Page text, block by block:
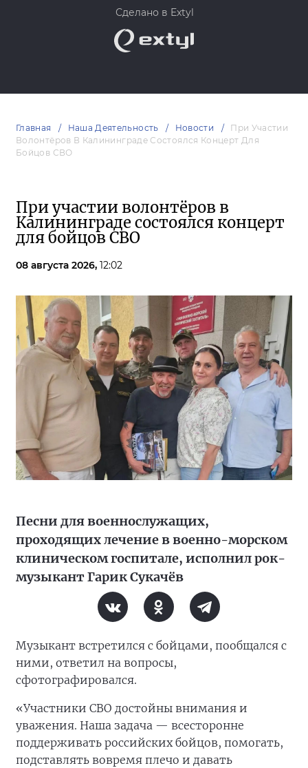
Сделано в Extyl
Главная Наша Деятельность Новости
При Участии
Волонтёров В Калининграде Состоялся Концерт Для
Бойцов СВО
При участии волонтёров в
Калининграде состоялся концерт
для бойцов СВО
08 августа 2026, 12:02
Песни для военнослужащих,
проходящих лечение в военно-морском
клиническом госпитале, исполнил рок-
музыкант Гарик Сукачёв
Музыкант встретился с бойцами, пообщался с
ними, ответил на вопросы,
сфотографировался.
«Участники СВО достойны внимания и
уважения. Наша задача — всесторонне
поддерживать российских бойцов, помогать,
подставлять вовремя плечо и давать